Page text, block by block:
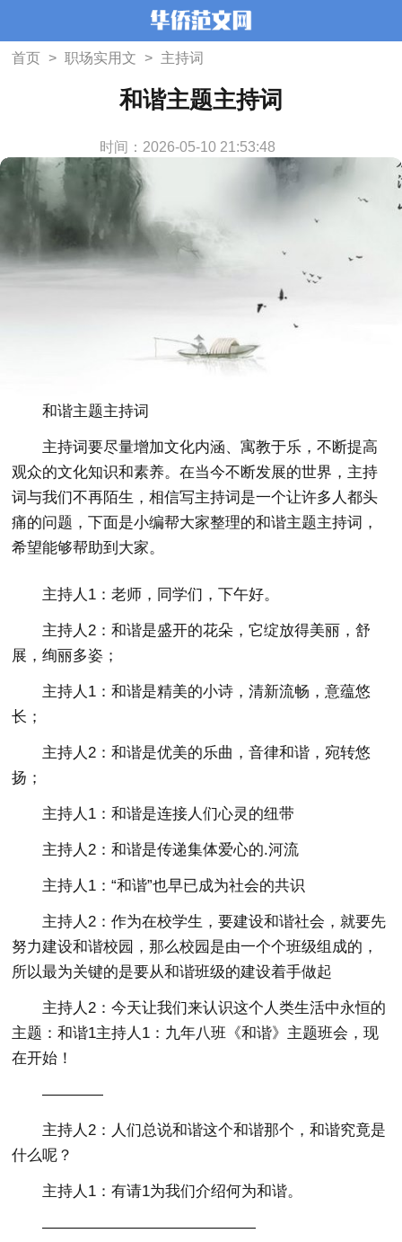
首页 > 职场实用文 > 主持词
和谐主题主持词
时间：2026-05-10 21:53:48
和谐主题主持词
主持词要尽量增加文化内涵、寓教于乐，不断提高
观众的文化知识和素养。在当今不断发展的世界，主持
词与我们不再陌生，相信写主持词是一个让许多人都头
痛的问题，下面是小编帮大家整理的和谐主题主持词，
希望能够帮助到大家。
主持人1：老师，同学们，下午好。
主持人2：和谐是盛开的花朵，它绽放得美丽，舒
展，绚丽多姿；
主持人1：和谐是精美的小诗，清新流畅，意蕴悠
长；
主持人2：和谐是优美的乐曲，音律和谐，宛转悠
扬；
主持人1：和谐是连接人们心灵的纽带
主持人2：和谐是传递集体爱心的.河流
主持人1：“和谐”也早已成为社会的共识
主持人2：作为在校学生，要建设和谐社会，就要先
努力建设和谐校园，那么校园是由一个个班级组成的，
所以最为关键的是要从和谐班级的建设着手做起
主持人2：今天让我们来认识这个人类生活中永恒的
主题：和谐1主持人1：九年八班《和谐》主题班会，现
在开始！
————
主持人2：人们总说和谐这个和谐那个，和谐究竟是
什么呢？
主持人1：有请1为我们介绍何为和谐。
——————————————